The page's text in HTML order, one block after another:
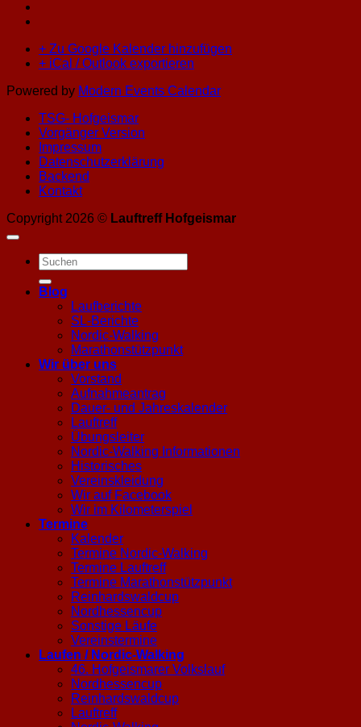
+ Zu Google Kalender hinzufügen
+ iCal / Outlook exportieren
Powered by Modern Events Calendar
TSG- Hofgeismar
Vorgänger Version
Impressum
Datenschutzerklärung
Backend
Kontakt
Copyright 2026 © Lauftreff Hofgeismar
Blog
Laufberichte
SL-Berichte
Nordic-Walking
Marathonstützpunkt
Wir über uns
Vorstand
Aufnahmeantrag
Dauer- und Jahreskalender
Lauftreff
Übungsleiter
Nordic-Walking Informationen
Historisches
Vereinskleidung
Wir auf Facebook
Wir im Kilometerspiel
Termine
Kalender
Termine Nordic-Walking
Termine Lauftreff
Termine Marathonstützpunkt
Reinhardswaldcup
Nordhessencup
Sonstige Läufe
Vereinstermine
Laufen / Nordic-Walking
46. Hofgeismarer Volkslauf
Nordhessencup
Reinhardswaldcup
Lauftreff